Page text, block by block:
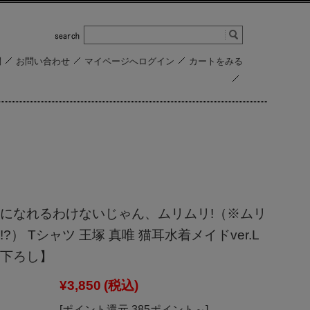
お問い合わせ マイページへログイン カートをみる
なれるわけないじゃん、ムリムリ!（※ムリ
） Tシャツ 王塚 真唯 猫耳水着メイドver.L
ろし】
¥3,850 (税込)